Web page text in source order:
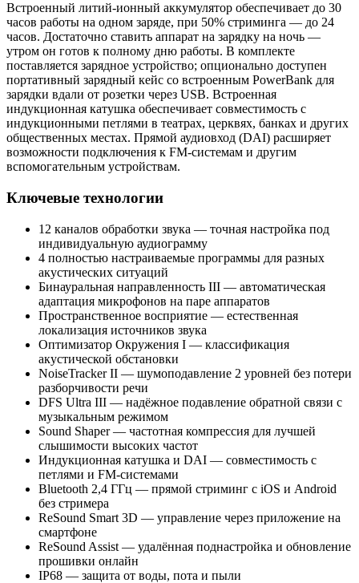
Встроенный литий-ионный аккумулятор обеспечивает до 30
часов работы на одном заряде, при 50% стриминга — до 24
часов. Достаточно ставить аппарат на зарядку на ночь —
утром он готов к полному дню работы. В комплекте
поставляется зарядное устройство; опционально доступен
портативный зарядный кейс со встроенным PowerBank для
зарядки вдали от розетки через USB. Встроенная
индукционная катушка обеспечивает совместимость с
индукционными петлями в театрах, церквях, банках и других
общественных местах. Прямой аудиовход (DAI) расширяет
возможности подключения к FM-системам и другим
вспомогательным устройствам.
Ключевые технологии
12 каналов обработки звука — точная настройка под
индивидуальную аудиограмму
4 полностью настраиваемые программы для разных
акустических ситуаций
Бинауральная направленность III — автоматическая
адаптация микрофонов на паре аппаратов
Пространственное восприятие — естественная
локализация источников звука
Оптимизатор Окружения I — классификация
акустической обстановки
NoiseTracker II — шумоподавление 2 уровней без потери
разборчивости речи
DFS Ultra III — надёжное подавление обратной связи с
музыкальным режимом
Sound Shaper — частотная компрессия для лучшей
слышимости высоких частот
Индукционная катушка и DAI — совместимость с
петлями и FM-системами
Bluetooth 2,4 ГГц — прямой стриминг с iOS и Android
без стримера
ReSound Smart 3D — управление через приложение на
смартфоне
ReSound Assist — удалённая поднастройка и обновление
прошивки онлайн
IP68 — защита от воды, пота и пыли